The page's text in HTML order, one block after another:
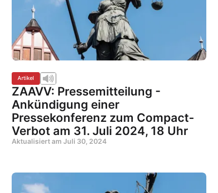
Artikel
ZAAVV: Pressemitteilung -
Ankündigung einer
Pressekonferenz zum Compact-
Verbot am 31. Juli 2024, 18 Uhr
Aktualisiert am Juli 30, 2024